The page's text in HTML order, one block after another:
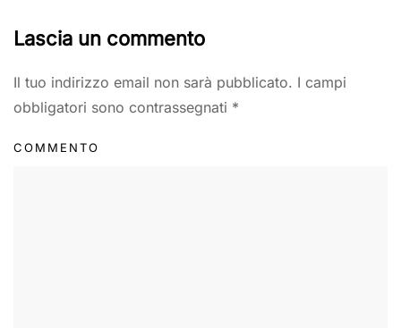
Lascia un commento
Il tuo indirizzo email non sarà pubblicato. I campi
obbligatori sono contrassegnati *
COMMENTO